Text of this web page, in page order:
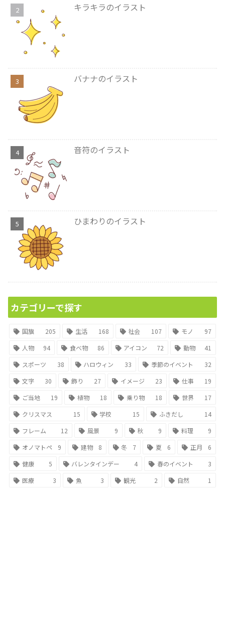
キラキラのイラスト
バナナのイラスト
音符のイラスト
ひまわりのイラスト
カテゴリーで探す
国旗 205 生活 168 社会 107 モノ
97
人物
94 食べ物 86 アイコン 72 動物
41
スポーツ
38 ハロウィン 33 季節のイベント
32
文字
30 飾り 27 イメージ 23 仕事
19
ご当地
19 植物 18 乗り物 18 世界
17
クリスマス
15 学校 15 ふきだし
14
フレーム
12 風景 9 秋 9 料理
9
オノマトペ
9 建物 8 冬 7 夏 6 正月
6
健康
5 バレンタインデー 4 春のイベント
3
医療
3 魚 3 観光 2 自然 1